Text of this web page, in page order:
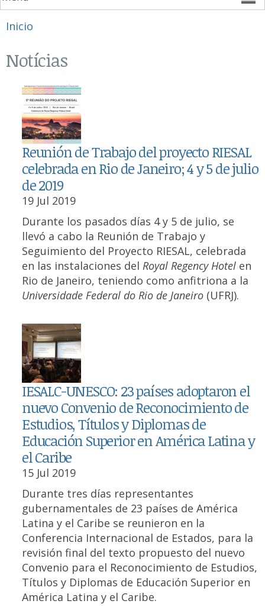
Se encuentra usted aquí
Inicio
Notícias
Reunión de Trabajo del proyecto RIESAL
celebrada en Rio de Janeiro; 4 y 5 de julio
de 2019
19 Jul 2019
Durante los pasados días 4 y 5 de julio, se
llevó a cabo la Reunión de Trabajo y
Seguimiento del Proyecto RIESAL, celebrada
en las instalaciones del Royal Regency Hotel en
Rio de Janeiro, teniendo como anfitriona a la
Universidade Federal do Rio de Janeiro (UFRJ).
IESALC-UNESCO: 23 países adoptaron el
nuevo Convenio de Reconocimiento de
Estudios, Títulos y Diplomas de
Educación Superior en América Latina y
el Caribe
15 Jul 2019
Durante tres días representantes
gubernamentales de 23 países de América
Latina y el Caribe se reunieron en la
Conferencia Internacional de Estados, para la
revisión final del texto propuesto del nuevo
Convenio para el Reconocimiento de Estudios,
Títulos y Diplomas de Educación Superior en
América Latina y el Caribe.